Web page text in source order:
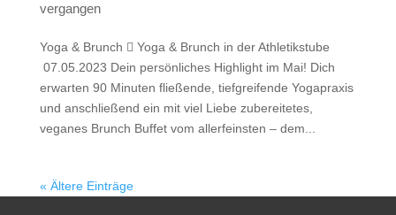
vergangen
Yoga & Brunch  Yoga & Brunch in der Athletikstube
07.05.2023 Dein persönliches Highlight im Mai! Dich
erwarten 90 Minuten fließende, tiefgreifende Yogapraxis
und anschließend ein mit viel Liebe zubereitetes,
veganes Brunch Buffet vom allerfeinsten – dem...
« Ältere Einträge